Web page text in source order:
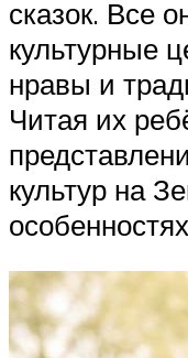
сказок. Все
культурные
нравы и
Читая их
культур на